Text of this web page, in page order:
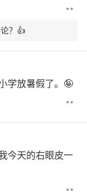
••
？👍
学放暑假了。🤪
••
今天的右眼皮一
••